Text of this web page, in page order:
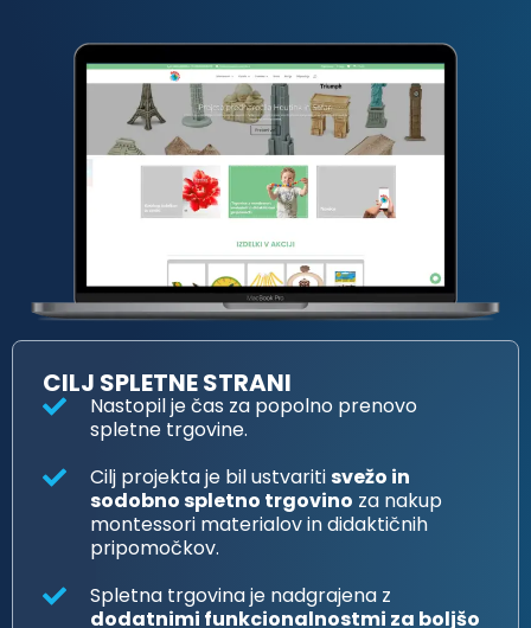
CILJ SPLETNE STRANI
Nastopil je čas za popolno prenovo
spletne trgovine.
Cilj projekta je bil ustvaritisvežo in
sodobno spletno trgovino za nakup
montessori materialov in didaktičnih
pripomočkov.
Spletna trgovina je nadgrajena z
dodatnimi funkcionalnostmi za boljšo